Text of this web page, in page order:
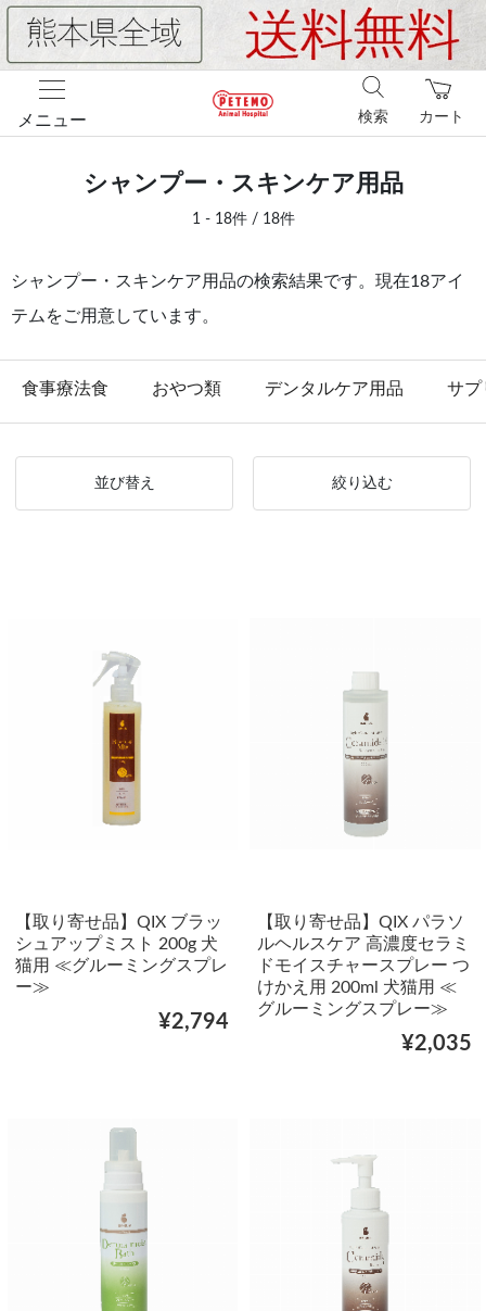
メニュー カート
検索
シャンプー・スキンケア用品
1 - 18件 / 18件
シャンプー・スキンケア用品の検索結果です。現在18アイ
テムをご用意しています。
食事療法食 おやつ類 デンタルケア用品 サプ
並び替え 絞り込む
【取り寄せ品】QIX ブラッ
シュアップミスト 200g 犬
猫用 ≪グルーミングスプレ
ー≫
¥2,794
【取り寄せ品】QIX パラソ
ルヘルスケア 高濃度セラミ
ドモイスチャースプレー つ
けかえ用 200ml 犬猫用 ≪
グルーミングスプレー≫
¥2,035